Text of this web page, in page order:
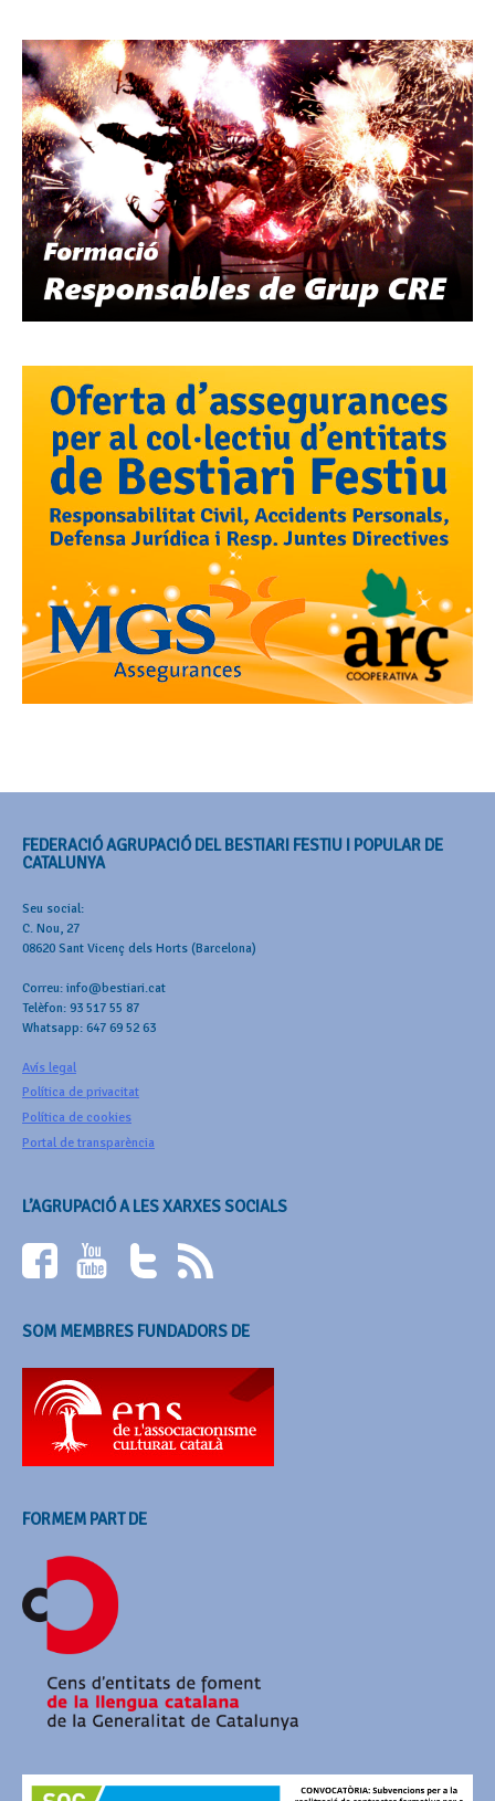
FEDERACIÓ AGRUPACIÓ DEL BESTIARI FESTIU I POPULAR DE
CATALUNYA
Seu social:
C. Nou, 27
08620 Sant Vicenç dels Horts (Barcelona)
Correu: info@bestiari.cat
Telèfon: 93 517 55 87
Whatsapp: 647 69 52 63
Avís legal
Política de privacitat
Política de cookies
Portal de transparència
L’AGRUPACIÓ A LES XARXES SOCIALS
SOM MEMBRES FUNDADORS DE
FORMEM PART DE